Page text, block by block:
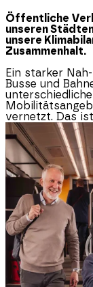
Öffentliche
unseren
unsere
Zusammenhalt.
Ein starker
Busse und
vernetzt. Das